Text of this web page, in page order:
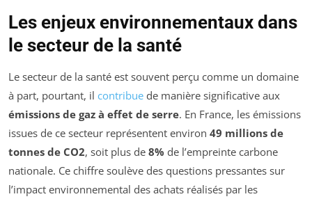
Les enjeux environnementaux dans
le secteur de la santé
Le secteur de la santé est souvent perçu comme un domaine
à part, pourtant, il contribue de manière significative aux
émissions de gaz à effet de serre. En France, les émissions
issues de ce secteur représentent environ 49 millions de
tonnes de CO2, soit plus de 8% de l’empreinte carbone
nationale. Ce chiffre soulève des questions pressantes sur
l’impact environnemental des achats réalisés par les